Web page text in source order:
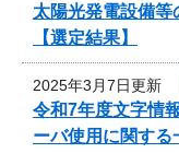
太陽光発電設備
【選定結果】
2025年3月7日更新
令和7年度文字情
ーバ使用に関す